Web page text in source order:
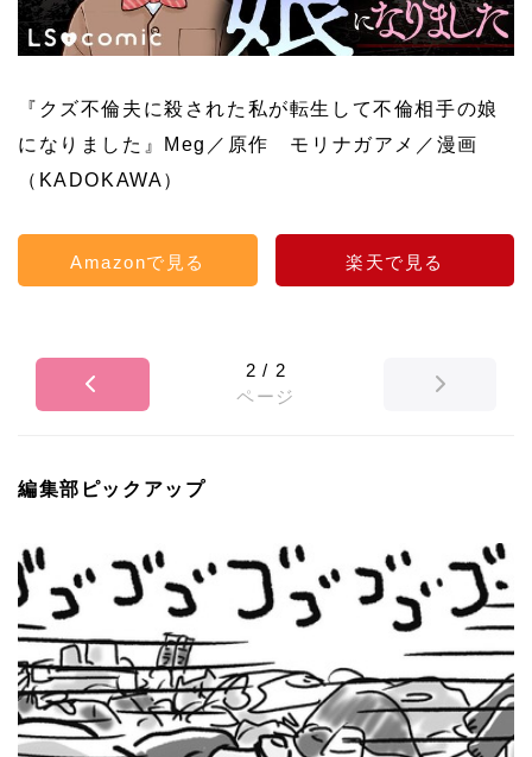
『クズ不倫夫に殺された私が転生して不倫相手の娘
になりました』Meg／原作 モリナガアメ／漫画
（KADOKAWA）
Amazonで見る 楽天で見る
2 / 2
ページ
編集部ピックアップ